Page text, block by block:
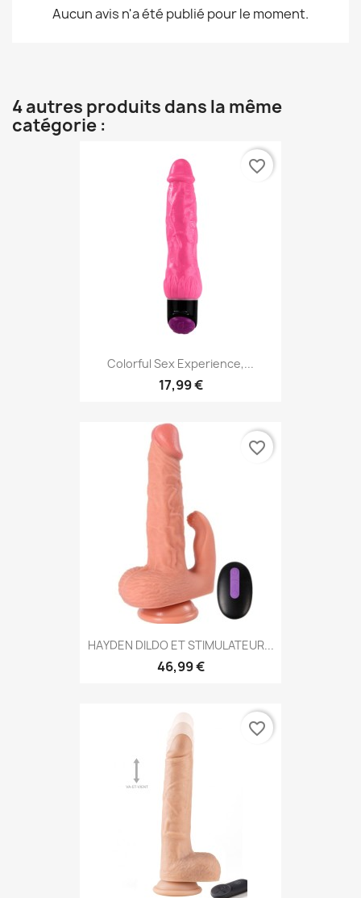
Aucun avis n'a été publié pour le moment.
4 autres produits dans la même
catégorie :
Colorful Sex Experience,...
17,99 €
favorite_border
HAYDEN DILDO ET STIMULATEUR...
46,99 €
favorite_border
favorite_border